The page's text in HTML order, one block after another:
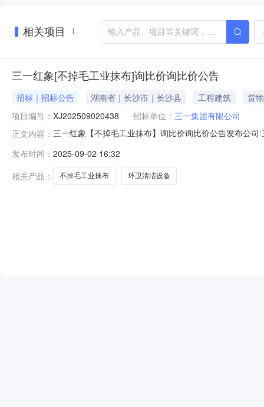
相关项目 1
三一红象[不掉毛工业抹布]询比价询比价公告
招标｜招标公告 湖南省｜长沙市｜长沙县 工程建筑
货物
项目编号： XJ202509020438 招标单位： 三一集团有限公司
正文内容： 三一红象【不掉毛工业抹布】询比价询比价公告发布公
抹布】询比价二、投标人资格要求：1、投标单位必须对
立即取
发布时间： 2025-09-02 16:32
相关产品：
不掉毛工业抹布 环卫清洁设备